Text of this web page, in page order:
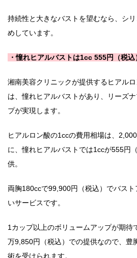
持続性と大きなバストを望むなら、シ
めしています。
・憧れヒアルバストは1cc 555円（税
湘南美容クリニックが提供するヒアル
は、憧れヒアルバストがあり、リーズ
プが実現します。
ヒアルロン酸の1ccの費用相場は、
に、憧れヒアルバストでは1ccが555円
供。
両胸180ccで99,900円（税込）でバス
いサービスです。
1カップ以上のボリュームアップが期待
万9,850円（税込）での提供なので、豊
術を受けられます。